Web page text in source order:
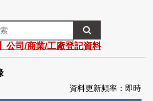
公司/商業/工廠登記資料
資料更新頻率：即時